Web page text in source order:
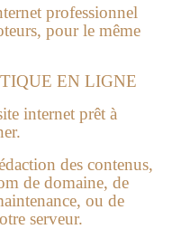
professionnel
pour le même
EN LIGNE
internet prêt à
des contenus,
de domaine, de
ou de
serveur.